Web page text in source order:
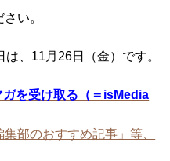
い。
は、11月26日（金）です。
ガを受け取る（＝isMedia
部のおすすめ記事」等、